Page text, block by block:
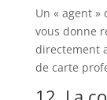
Un « agent »
vous donne
directement
de carte